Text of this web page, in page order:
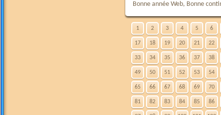
Bonne année Web, Bonne
1 2 3 4 5 6
17 18 19 20 21 22
33 34 35 36 37 38
49 50 51 52 53 54
65 66 67 68 69 70
81 82 83 84 85 86